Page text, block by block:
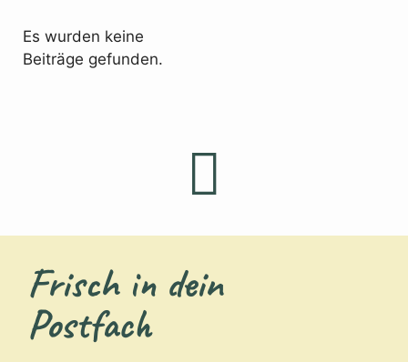
Es wurden keine
Beiträge gefunden.
Frisch in dein
Postfach